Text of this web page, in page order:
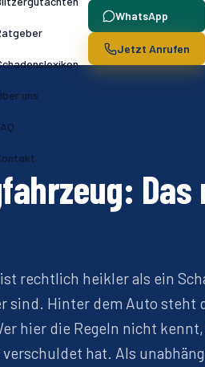
uns
WhatsApp
Jetzt Anrufen
Das
rechtlich heikler als ein
sind. Hinter dem Auto steht
hier die Regeln nicht
hat. Als